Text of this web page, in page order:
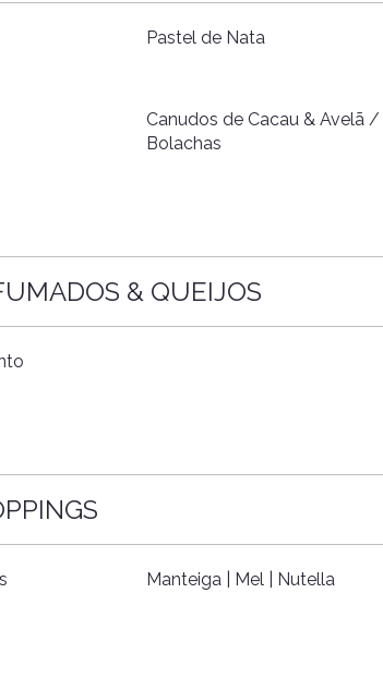
Pastel de Nata
Canudos de Cacau & Avelã
Bolachas
& QUEIJOS
Manteiga | Mel | Nutella